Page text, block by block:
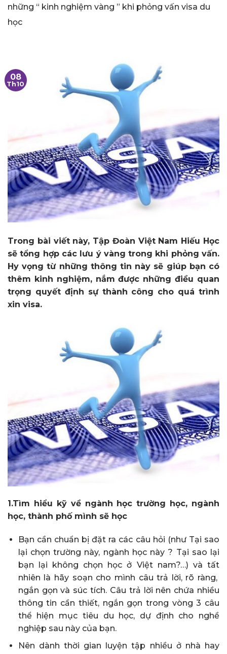
những “ kinh nghiệm vàng ” khi phỏng vấn visa du
học
08
Th10
Trong bài viết này, Tập Đoàn Việt Nam Hiếu Học
sẽ tổng hợp các lưu ý vàng trong khi phỏng vấn.
Hy vọng từ những thông tin này sẽ giúp bạn có
thêm kinh nghiệm, nắm được những điều quan
trọng quyết định sự thành công cho quá trình
xin visa.
1.Tìm hiểu kỹ về ngành học trường học, ngành
học, thành phố mình sẽ học
Bạn cần chuẩn bị đặt ra các câu hỏi (như Tại sao
lại chọn trường này, ngành học này ? Tại sao lại
bạn lại không chọn học ở Việt nam?…) và tất
nhiên là hãy soạn cho mình câu trả lời, rõ ràng,
ngắn gọn và súc tích. Câu trả lời nên chứa nhiều
thông tin cần thiết, ngắn gọn trong vòng 3 câu
thể hiện mục tiêu du học, dự định cho nghề
nghiệp sau này của bạn.
Nên dành thời gian luyện tập nhiều ở nhà hay